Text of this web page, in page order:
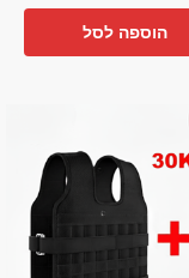
הוספה לסל